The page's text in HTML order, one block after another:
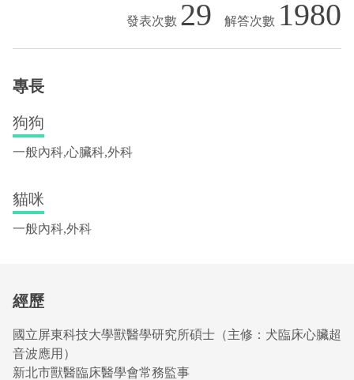
29 1980
專長
狗狗
一般內科,心臟科,外科
貓咪
一般內科,外科
經歷
國立屏東科技大學獸醫學研究所碩士（主修：犬臨床心臟超
音波應用）
新北市獸醫臨床醫學會常務監事